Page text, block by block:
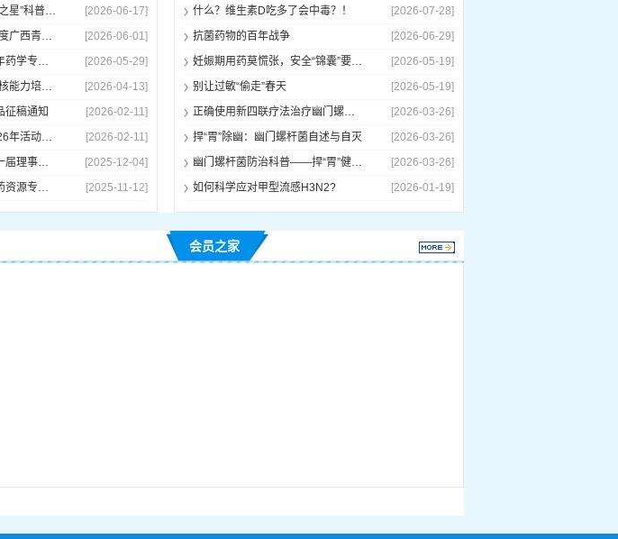
广西药学会第五届“药师之星”科普作品大赛作品收集的通知
[2026-06-17]
广西药学会推荐2026年度广西青年科技人才培育工程候选人专家评审结果公示
[2026-06-01]
关于推荐广西药学会老年药学专业委员会委员人选的通知
[2026-05-29]
2026年广西药师处方审核能力培训班 第一轮通知（第八期）
[2026-04-13]
征稿通知
[2026-02-11]
关于公布广西药学会2026年活动计划的通知
[2026-02-11]
关于召开广西药学会十一届理事会第三次会议暨2025年广西药学会学术大会的通知
[2025-12-04]
关于推荐广西药学会中药资源专业委员会委员人选的通知
[2025-11-12]
什么？维生素D吃多了会中毒？！
[2026-07-28]
抗菌药物的百年战争
[2026-06-29]
妊娠期用药莫慌张，安全“锦囊”要抓牢！
[2026-05-19]
别让过敏“偷走”春天
[2026-05-19]
正确使用新四联疗法治疗幽门螺杆菌
[2026-03-26]
捍“胃”除幽：幽门螺杆菌自述与自灭
[2026-03-26]
幽门螺杆菌防治科普——捍“胃”健康，无“幽”生活
[2026-03-26]
如何科学应对甲型流感H3N2?
[2026-01-19]
会员之家